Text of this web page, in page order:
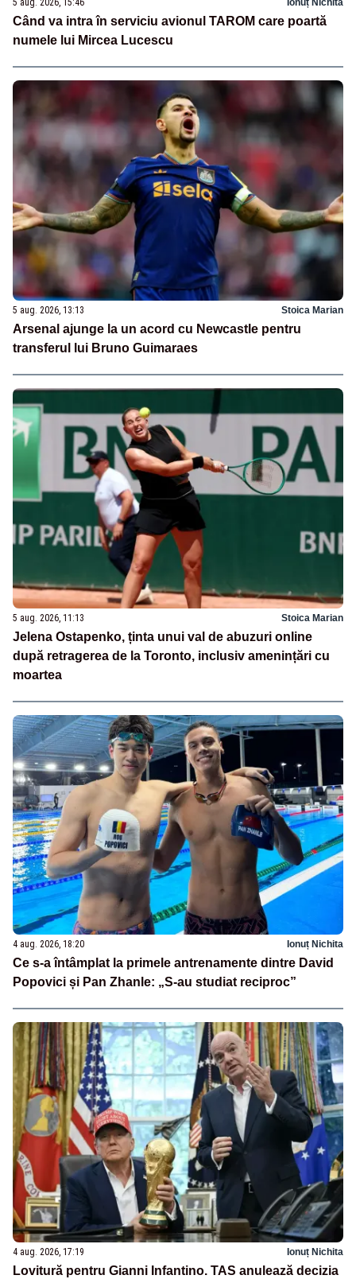
5 aug. 2026, 15:46 Ionuț Nichita
Când va intra în serviciu avionul TAROM care poartă
numele lui Mircea Lucescu
5 aug. 2026, 13:13 Stoica Marian
Arsenal ajunge la un acord cu Newcastle pentru
transferul lui Bruno Guimaraes
5 aug. 2026, 11:13 Stoica Marian
Jelena Ostapenko, ținta unui val de abuzuri online
după retragerea de la Toronto, inclusiv amenințări cu
moartea
4 aug. 2026, 18:20 Ionuț Nichita
Ce s-a întâmplat la primele antrenamente dintre David
Popovici și Pan Zhanle: „S-au studiat reciproc”
4 aug. 2026, 17:19 Ionuț Nichita
Lovitură pentru Gianni Infantino. TAS anulează decizia